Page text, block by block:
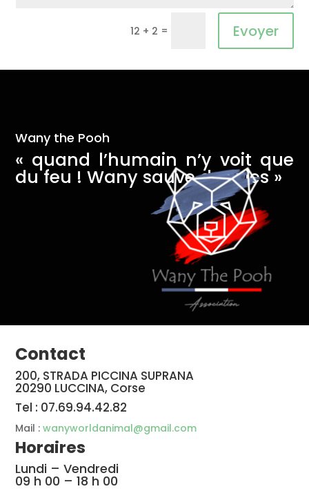
12 + 2 = Evoyer
Wany the Pooh
« quand l’humain n’y voit que
du feu ! Wany sauve des vies »
Contact
200, STRADA PICCINA SUPRANA
20290 LUCCINA, Corse
Tel : 07.69.94.42.82
Mail :wanyworldanimal@gmail.com
Horaires
Lundi – Vendredi
09 h 00 – 18 h 00